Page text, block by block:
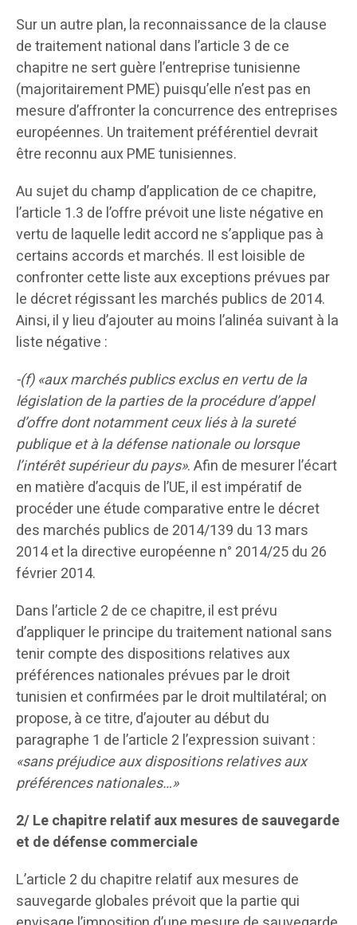
Sur un autre plan, la reconnaissance de la clause
de traitement national dans l’article 3 de ce
chapitre ne sert guère l’entreprise tunisienne
(majoritairement PME) puisqu’elle n’est pas en
mesure d’affronter la concurrence des entreprises
européennes. Un traitement préférentiel devrait
être reconnu aux PME tunisiennes.
Au sujet du champ d’application de ce chapitre,
l’article 1.3 de l’offre prévoit une liste négative en
vertu de laquelle ledit accord ne s’applique pas à
certains accords et marchés. Il est loisible de
confronter cette liste aux exceptions prévues par
le décret régissant les marchés publics de 2014.
Ainsi, il y lieu d’ajouter au moins l’alinéa suivant à la
liste négative :
-(f) «aux marchés publics exclus en vertu de la
législation de la parties de la procédure d’appel
d’offre dont notamment ceux liés à la sureté
publique et à la défense nationale ou lorsque
l’intérêt supérieur du pays». Afin de mesurer l’écart
en matière d’acquis de l’UE, il est impératif de
procéder une étude comparative entre le décret
des marchés publics de 2014/139 du 13 mars
2014 et la directive européenne n° 2014/25 du 26
février 2014.
Dans l’article 2 de ce chapitre, il est prévu
d’appliquer le principe du traitement national sans
tenir compte des dispositions relatives aux
préférences nationales prévues par le droit
tunisien et confirmées par le droit multilatéral; on
propose, à ce titre, d’ajouter au début du
paragraphe 1 de l’article 2 l’expression suivant :
«sans préjudice aux dispositions relatives aux
préférences nationales…»
2/ Le chapitre relatif aux mesures de sauvegarde
et de défense commerciale
L’article 2 du chapitre relatif aux mesures de
sauvegarde globales prévoit que la partie qui